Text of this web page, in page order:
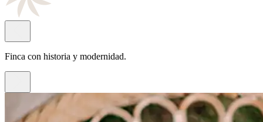
Con el sello del chef Juan Antonio Rayos.